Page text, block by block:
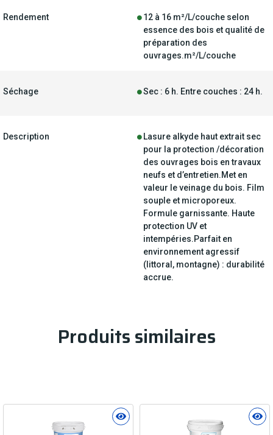
Rendement
12 à 16 m²/L/couche selon
essence des bois et qualité de
préparation des
ouvrages.m²/L/couche
Séchage Sec : 6 h. Entre couches : 24 h.
Description
Lasure alkyde haut extrait sec
pour la protection /décoration
des ouvrages bois en travaux
neufs et d’entretien.Met en
valeur le veinage du bois. Film
souple et microporeux.
Formule garnissante. Haute
protection UV et
intempéries.Parfait en
environnement agressif
(littoral, montagne) : durabilité
accrue.
Produits similaires